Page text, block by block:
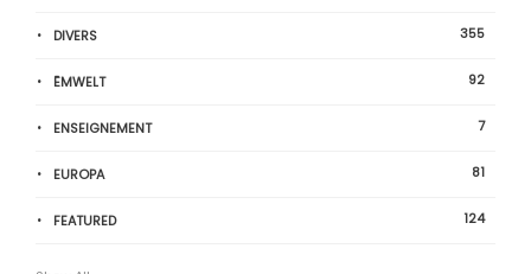
DIVERS 355
ËMWELT 92
ENSEIGNEMENT 7
EUROPA 81
FEATURED 124